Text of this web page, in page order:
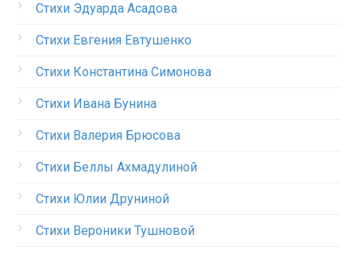
Стихи Эдуарда Асадова
Стихи Евгения Евтушенко
Стихи Константина Симонова
Стихи Ивана Бунина
Стихи Валерия Брюсова
Стихи Беллы Ахмадулиной
Стихи Юлии Друниной
Стихи Вероники Тушновой